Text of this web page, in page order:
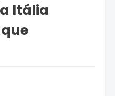
Itália